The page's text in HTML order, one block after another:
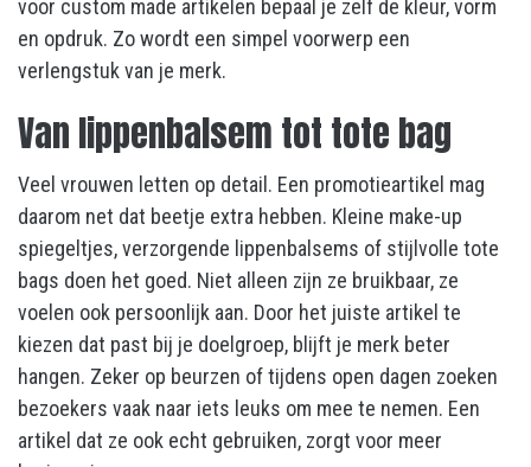
voor custom made artikelen bepaal je zelf de kleur, vorm
en opdruk. Zo wordt een simpel voorwerp een
verlengstuk van je merk.
Van lippenbalsem tot tote bag
Veel vrouwen letten op detail. Een promotieartikel mag
daarom net dat beetje extra hebben. Kleine make-up
spiegeltjes, verzorgende lippenbalsems of stijlvolle tote
bags doen het goed. Niet alleen zijn ze bruikbaar, ze
voelen ook persoonlijk aan. Door het juiste artikel te
kiezen dat past bij je doelgroep, blijft je merk beter
hangen. Zeker op beurzen of tijdens open dagen zoeken
bezoekers vaak naar iets leuks om mee te nemen. Een
artikel dat ze ook echt gebruiken, zorgt voor meer